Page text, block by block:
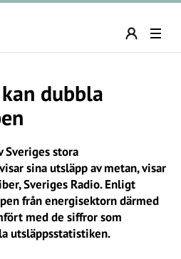
dubbla
Sveriges stora
sina utsläpp av metan, visar
Sveriges Radio. Enligt
från energisektorn därmed
med de siffror som
utsläppsstatistiken.